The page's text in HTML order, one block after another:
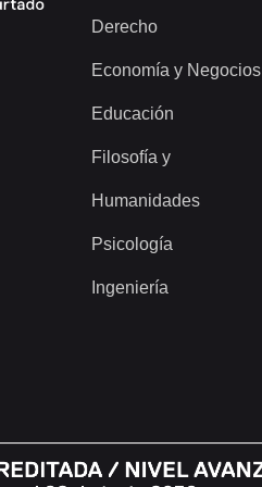
Derecho
Economía y Negocios
Educación
Filosofía y
Humanidades
Psicología
Ingeniería